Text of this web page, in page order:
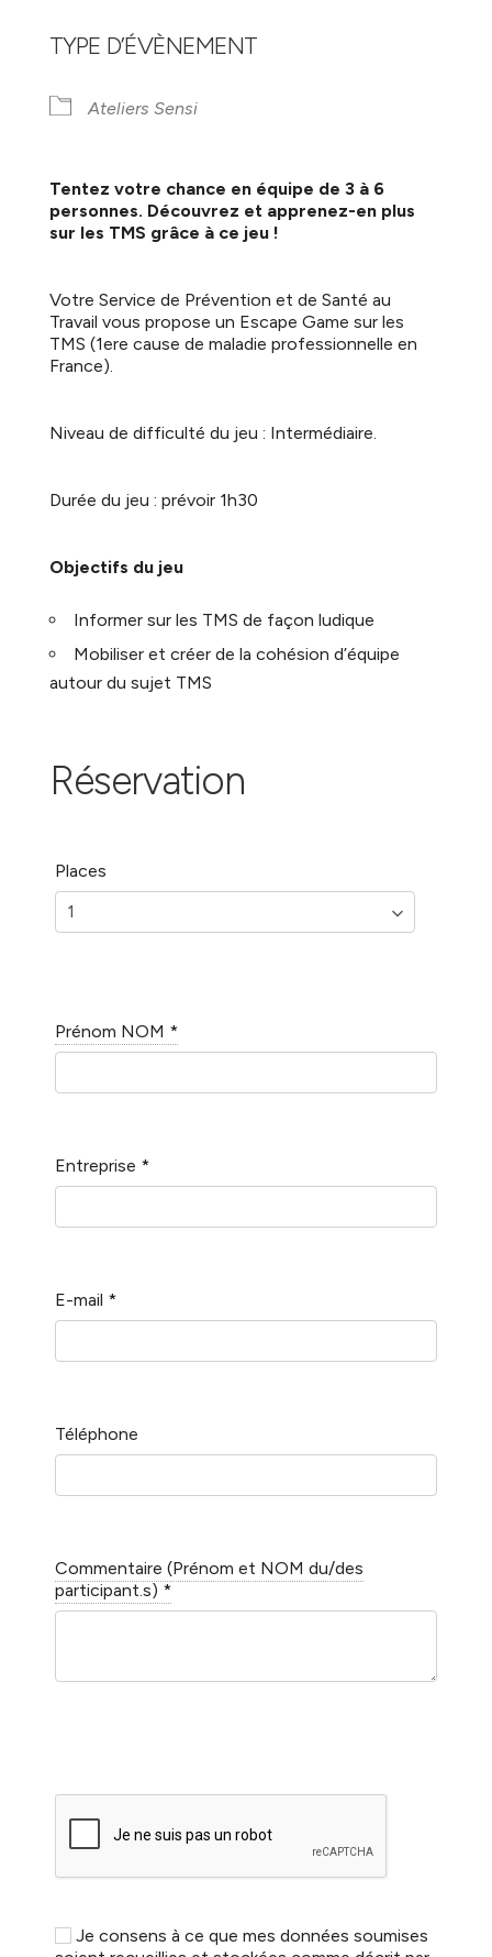
TYPE D’ÉVÈNEMENT
Ateliers Sensi
Tentez votre chance en équipe de 3 à 6
personnes. Découvrez et apprenez-en plus
sur les TMS grâce à ce jeu !
Votre Service de Prévention et de Santé au
Travail vous propose un Escape Game sur les
TMS (1ere cause de maladie professionnelle en
France).
Niveau de difficulté du jeu : Intermédiaire.
Durée du jeu : prévoir 1h30
Objectifs du jeu
Informer sur les TMS de façon ludique
Mobiliser et créer de la cohésion d’équipe
autour du sujet TMS
Réservation
Places
Prénom NOM *
Entreprise *
E-mail *
Téléphone
Commentaire (Prénom et NOM du/des
participant.s) *
Je consens à ce que mes données soumises